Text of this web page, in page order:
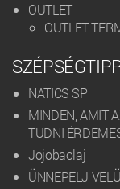
OUTLET
OUTLET
NATICS SP
MINDEN, AMIT
TUDNI
Jojobaolaj
ÜNNEPELJ